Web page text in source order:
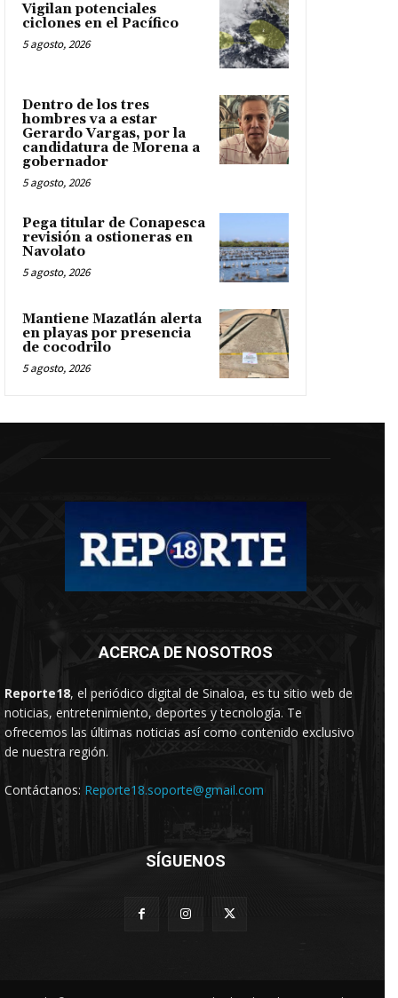
Vigilan potenciales
ciclones en el Pacífico
5 agosto, 2026
Dentro de los tres
hombres va a estar
Gerardo Vargas, por la
candidatura de Morena a
gobernador
5 agosto, 2026
Pega titular de Conapesca
revisión a ostioneras en
Navolato
5 agosto, 2026
Mantiene Mazatlán alerta
en playas por presencia
de cocodrilo
5 agosto, 2026
ACERCA DE NOSOTROS
Reporte18, el periódico digital de Sinaloa, es tu sitio web de
noticias, entretenimiento, deportes y tecnología. Te
ofrecemos las últimas noticias así como contenido exclusivo
de nuestra región.
Contáctanos: Reporte18.soporte@gmail.com
SÍGUENOS